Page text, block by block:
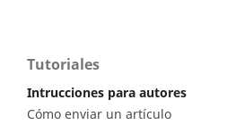
Tutoriales
Intrucciones para autores
Cómo enviar un artículo